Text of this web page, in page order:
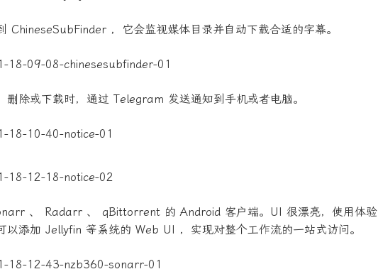
ChineseSubFinder ，它会监视媒体目录并自动下载合适的字幕。
删除或下载时，通过 Telegram 发送通知到手机或者电脑。
、 Radarr 、 qBittorrent 的 Android 客户端。UI 很漂亮，使用体验
以添加 Jellyfin 等系统的 Web UI ，实现对整个工作流的一站式访问。